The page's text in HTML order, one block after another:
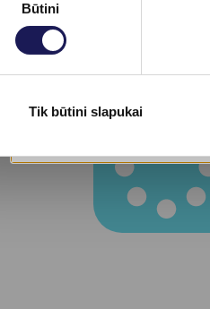
Būtini
Tik būtini slapukaiRodyti daugiau